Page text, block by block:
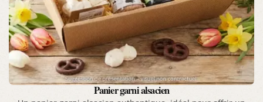
Panier garni alsacien